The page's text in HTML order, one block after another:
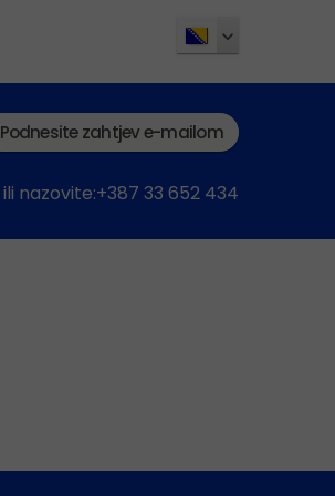
Podnesite zahtjev e-mailom
ili nazovite:+387 33 652 434